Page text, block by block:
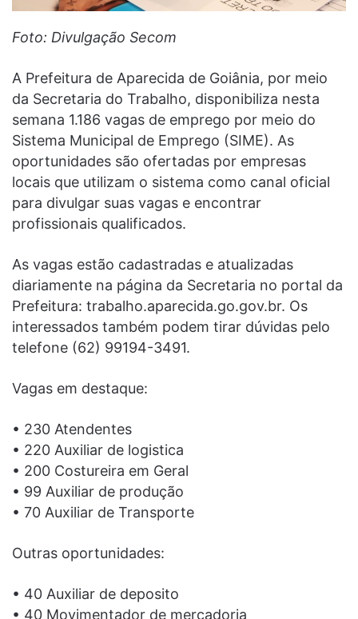
Foto: Divulgação Secom
A Prefeitura de Aparecida de Goiânia, por meio
da Secretaria do Trabalho, disponibiliza nesta
semana 1.186 vagas de emprego por meio do
Sistema Municipal de Emprego (SIME). As
oportunidades são ofertadas por empresas
locais que utilizam o sistema como canal oficial
para divulgar suas vagas e encontrar
profissionais qualificados.
As vagas estão cadastradas e atualizadas
diariamente na página da Secretaria no portal da
Prefeitura: trabalho.aparecida.go.gov.br. Os
interessados também podem tirar dúvidas pelo
telefone (62) 99194-3491.
Vagas em destaque:
• 230 Atendentes
• 220 Auxiliar de logistica
• 200 Costureira em Geral
• 99 Auxiliar de produção
• 70 Auxiliar de Transporte
Outras oportunidades:
• 40 Auxiliar de deposito
• 40 Movimentador de mercadoria